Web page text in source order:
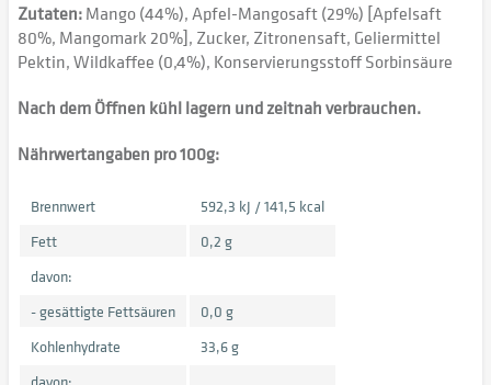
Zutaten:Mango (44%), Apfel-Mangosaft (29%) [Apfelsaft
80%, Mangomark 20%], Zucker, Zitronensaft, Geliermittel
Pektin, Wildkaffee (0,4%), Konservierungsstoff Sorbinsäure
Nach dem Öffnen kühl lagern und zeitnah verbrauchen.
Nährwertangaben pro 100g:
Brennwert
592,3 kJ / 141,5 kcal
Fett
0,2 g
davon:
- gesättigte Fettsäuren
0,0 g
Kohlenhydrate
33,6 g